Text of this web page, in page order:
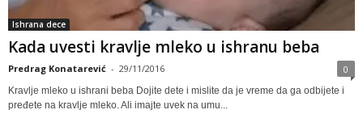
Ishrana dece
Kada uvesti kravlje mleko u ishranu beba
Predrag Konatarević - 29/11/2016 0
Kravlje mleko u ishrani beba Dojite dete i mislite da je vreme da ga odbijete i
pređete na kravlje mleko. Ali imajte uvek na umu...